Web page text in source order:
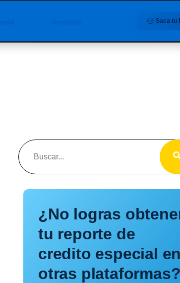
Servicios Saca tu
¿No logras
tu reporte de
credito especial en
otras plataformas?